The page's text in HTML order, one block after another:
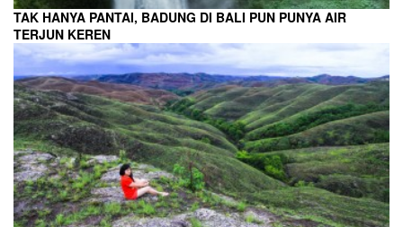
TAK HANYA PANTAI, BADUNG DI BALI PUN PUNYA AIR
TERJUN KEREN